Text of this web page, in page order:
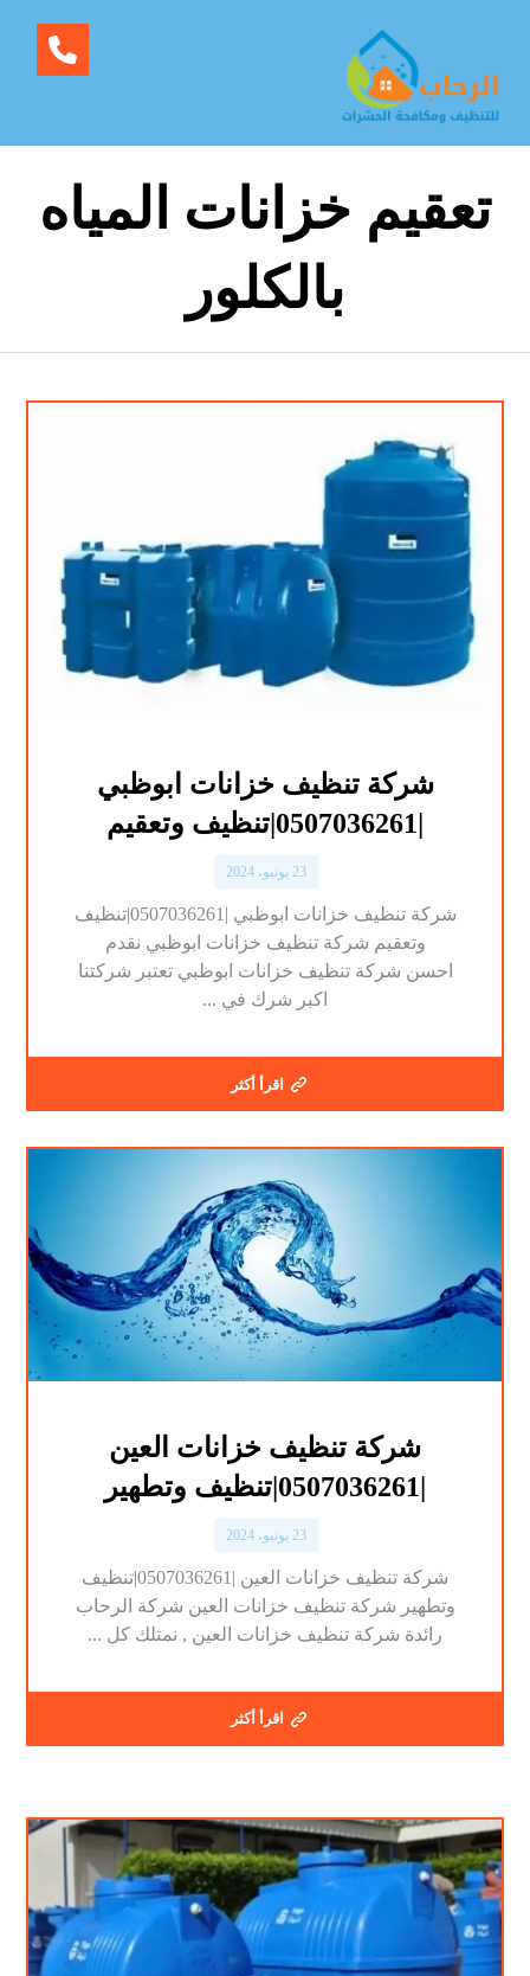
تعقيم خزانات المياه
بالكلور
شركة تنظيف خزانات ابوظبي
23 يونيو، 2024
شركة تنظيف خزانات ابوظبي |0507036261|تنظيف
وتعقيم شركة تنظيف خزانات ابوظبي نقدم
احسن شركة تنظيف خزانات ابوظبي تعتبر شركتنا
اكبر شرك في ...
اقرأ أكثر
شركة تنظيف خزانات العين
|0507036261|تنظيف وتطهير
23 يونيو، 2024
شركة تنظيف خزانات العين |0507036261|تنظيف
وتطهير شركة تنظيف خزانات العين شركة الرحاب
رائدة شركة تنظيف خزانات العين , نمتلك كل ...
اقرأ أكثر